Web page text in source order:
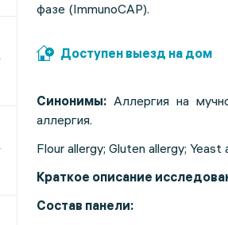
фазе (ImmunoCAP).
Доступен выезд на дом
Синонимы:Аллергия на
аллергия.
Flour allergy; Gluten allergy; Yeast
Краткое описание
Состав панели: